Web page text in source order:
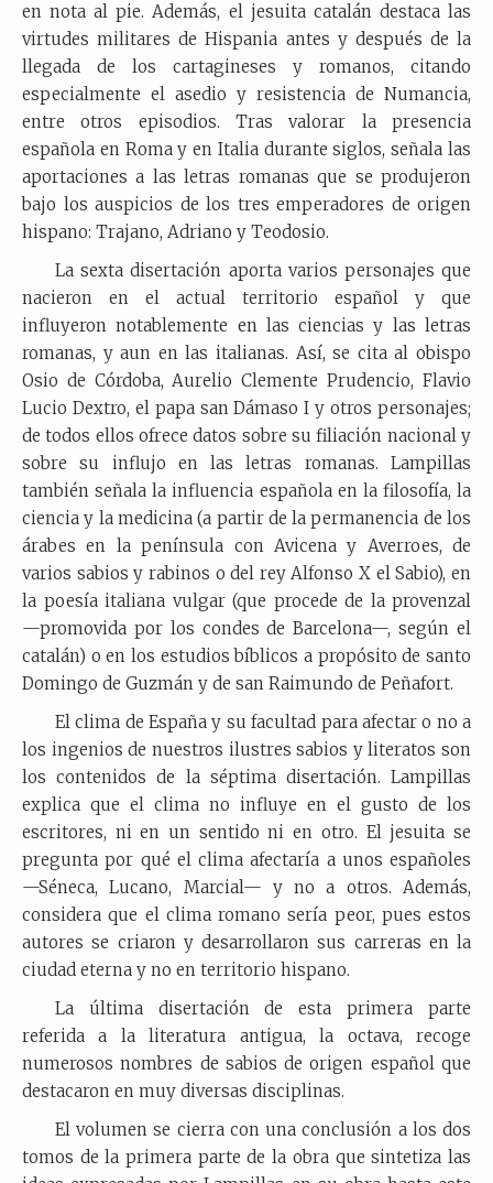
en nota al pie. Además, el jesuita catalán destaca las
virtudes militares de Hispania antes y después de la
llegada de los cartagineses y romanos, citando
especialmente el asedio y resistencia de Numancia,
entre otros episodios. Tras valorar la presencia
española en Roma y en Italia durante siglos, señala las
aportaciones a las letras romanas que se produjeron
bajo los auspicios de los tres emperadores de origen
hispano: Trajano, Adriano y Teodosio.
La sexta disertación aporta varios personajes que
nacieron en el actual territorio español y que
influyeron notablemente en las ciencias y las letras
romanas, y aun en las italianas. Así, se cita al obispo
Osio de Córdoba, Aurelio Clemente Prudencio, Flavio
Lucio Dextro, el papa san Dámaso I y otros personajes;
de todos ellos ofrece datos sobre su filiación nacional y
sobre su influjo en las letras romanas. Lampillas
también señala la influencia española en la filosofía, la
ciencia y la medicina (a partir de la permanencia de los
árabes en la península con Avicena y Averroes, de
varios sabios y rabinos o del rey Alfonso X el Sabio), en
la poesía italiana vulgar (que procede de la provenzal
—promovida por los condes de Barcelona—, según el
catalán) o en los estudios bíblicos a propósito de santo
Domingo de Guzmán y de san Raimundo de Peñafort.
El clima de España y su facultad para afectar o no a
los ingenios de nuestros ilustres sabios y literatos son
los contenidos de la séptima disertación. Lampillas
explica que el clima no influye en el gusto de los
escritores, ni en un sentido ni en otro. El jesuita se
pregunta por qué el clima afectaría a unos españoles
—Séneca, Lucano, Marcial— y no a otros. Además,
considera que el clima romano sería peor, pues estos
autores se criaron y desarrollaron sus carreras en la
ciudad eterna y no en territorio hispano.
La última disertación de esta primera parte
referida a la literatura antigua, la octava, recoge
numerosos nombres de sabios de origen español que
destacaron en muy diversas disciplinas.
El volumen se cierra con una conclusión a los dos
tomos de la primera parte de la obra que sintetiza las